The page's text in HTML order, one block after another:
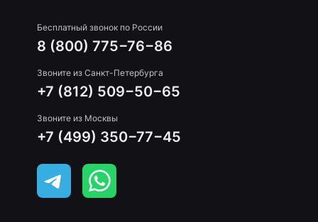
Бесплатный звонок по России
8 (800) 775−76−86
Звоните из Санкт-Петербурга
+7 (812) 509−50−65
Звоните из Москвы
+7 (499) 350−77−45